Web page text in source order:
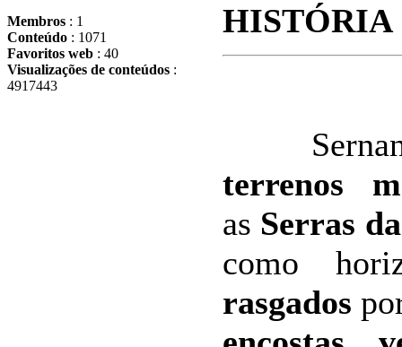
Membros : 1
Conteúdo : 1071
Favoritos web : 40
Visualizações de conteúdos :
4917443
HISTÓRIA
terrenos
as Serras
como
rasgados